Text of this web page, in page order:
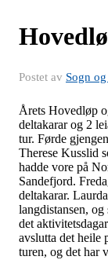
Postet av Sogn
Årets Hovedløp
deltakarar og 2
tur. Førde
Therese Kusslid
hadde vore på
Sandefjord.
deltakarar.
langdistansen,
det
avslutta det heile
turen, og det har